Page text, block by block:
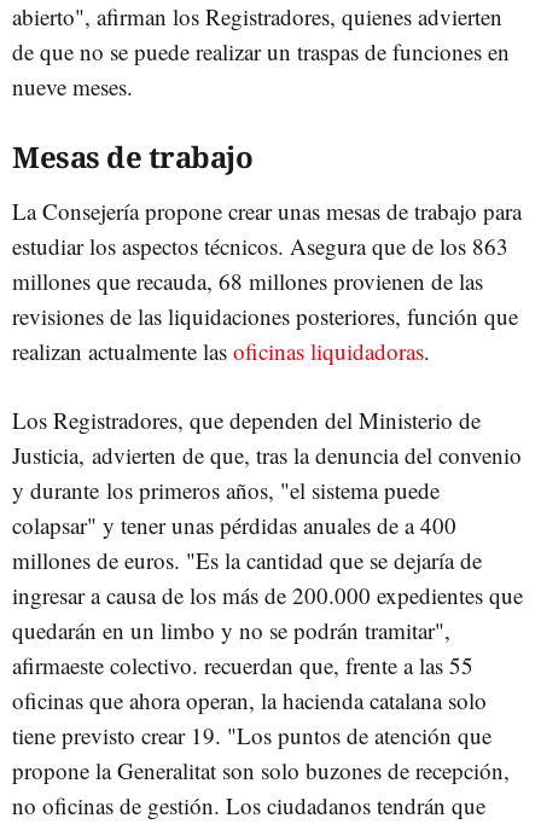
abierto", afirman los Registradores, quienes advierten
de que no se puede realizar un traspas de funciones en
nueve meses.
Mesas de trabajo
La Consejería propone crear unas mesas de trabajo para
estudiar los aspectos técnicos. Asegura que de los 863
millones que recauda, 68 millones provienen de las
revisiones de las liquidaciones posteriores, función que
realizan actualmente las oficinas liquidadoras.
Los Registradores, que dependen del Ministerio de
Justicia, advierten de que, tras la denuncia del convenio
y durante los primeros años, "el sistema puede
colapsar" y tener unas pérdidas anuales de a 400
millones de euros. "Es la cantidad que se dejaría de
ingresar a causa de los más de 200.000 expedientes que
quedarán en un limbo y no se podrán tramitar",
afirmaeste colectivo. recuerdan que, frente a las 55
oficinas que ahora operan, la hacienda catalana solo
tiene previsto crear 19. "Los puntos de atención que
propone la Generalitat son solo buzones de recepción,
no oficinas de gestión. Los ciudadanos tendrán que